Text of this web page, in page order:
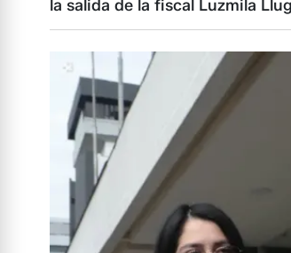
la salida de la fiscal Luzmila